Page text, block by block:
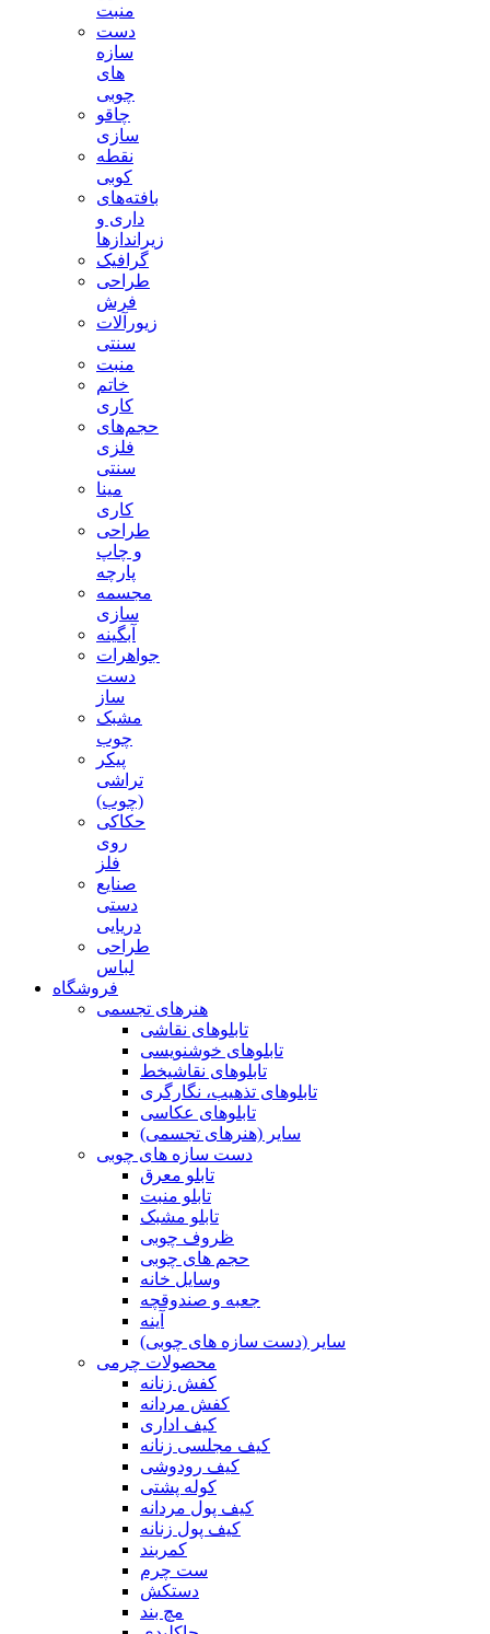
منبت
دست
سازه
های
چوبی
چاقو
سازی
نقطه
کوبی
بافته‌های
داری و
زیراندازها
گرافیک
طراحی
فرش
زیورآلات
سنتی
منبت
خاتم
کاری
حجم‌های
فلزی
سنتی
مینا
کاری
طراحی
و چاپ
پارچه
مجسمه
سازی
آبگینه
جواهرات
دست
ساز
مشبک
چوب
پیکر
تراشی
(چوب)
حکاکی
روی
فلز
صنایع
دستی
دریایی
طراحی
لباس
فروشگاه
هنرهای تجسمی
تابلوهای نقاشی
تابلوهای خوشنویسی
تابلوهای نقاشیخط
تابلوهای تذهیب، نگارگری
تابلوهای عکاسی
سایر (هنرهای تجسمی)
دست سازه های چوبی
تابلو معرق
تابلو منبت
تابلو مشبک
ظروف چوبی
حجم های چوبی
وسایل خانه
جعبه و صندوقچه
آینه
سایر (دست سازه های چوبی)
محصولات چرمی
کفش زنانه
کفش مردانه
کیف اداری
کیف مجلسی زنانه
کیف رودوشی
کوله پشتی
کیف پول مردانه
کیف پول زنانه
کمربند
ست چرم
دستکش
مچ بند